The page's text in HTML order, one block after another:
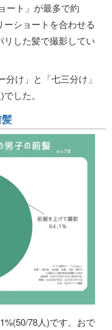
ート」が最多で約
ショートを合わせる
リした髪で撮影してい
け」と「七三分け」
した。
78人)です。おで